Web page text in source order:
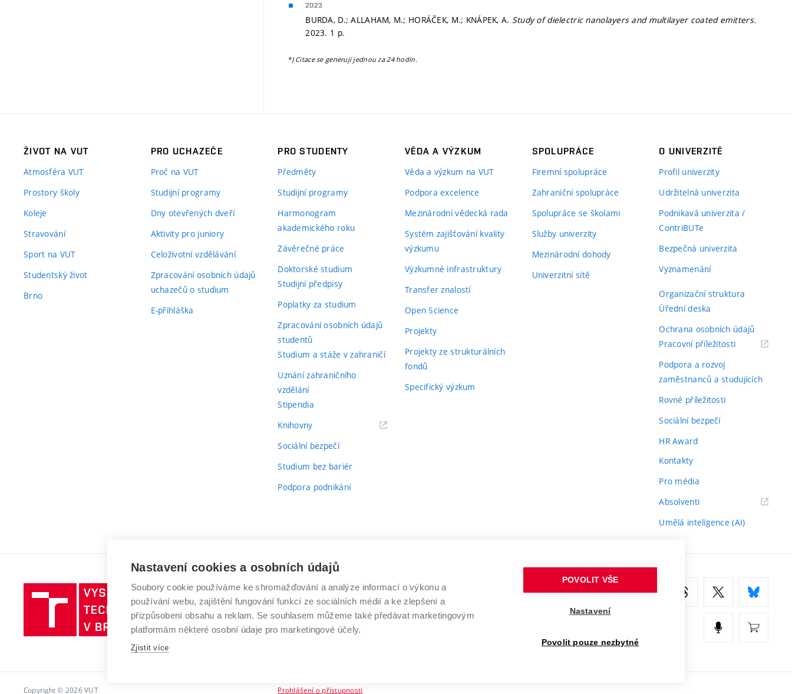
2023
BURDA, D.; ALLAHAM, M.; HORÁČEK, M.; KNÁPEK, A. Study of dielectric nanolayers and multilayer coated emitters.
2023. 1 p.
*) Citace se generují jednou za 24 hodin.
ŽIVOT NA VUT
Atmosféra VUT
Prostory školy
Koleje
Stravování
Sport na VUT
Studentský život
Brno
PRO UCHAZEČE
Proč na VUT
Studijní programy
Dny otevřených dveří
Aktivity pro juniory
Celoživotní vzdělávání
Zpracování osobních údajů
uchazečů o studium
E-přihláška
PRO STUDENTY
Předměty
Studijní programy
Harmonogram
akademického roku
Závěrečné práce
Doktorské studium
Studijní předpisy
Poplatky za studium
Zpracování osobních údajů
studentů
Studium a stáže v zahraničí
Uznání zahraničního
vzdělání
Stipendia
Knihovny(externí
Sociální bezpečí
Studium bez bariér
Podpora podnikání
VĚDA A VÝZKUM
Věda a výzkum na VUT
Podpora excelence
Mezinárodní vědecká rada
Systém zajišťování kvality
výzkumu
Výzkumné infrastruktury
Transfer znalostí
Open Science
Projekty
Projekty ze strukturálních
fondů
Specifický výzkum
SPOLUPRÁCE
Firemní spolupráce
Zahraniční spolupráce
Spolupráce se školami
Služby univerzity
Mezinárodní dohody
Univerzitní sítě
O UNIVERZITĚ
Profil univerzity
Udržitelná univerzita
Podnikavá univerzita /
ContriBUTe
Bezpečná univerzita
Vyznamenání
Organizační struktura
Úřední deska
Ochrana osobních údajů
Pracovní příležitosti(externí
Podpora a rozvoj
zaměstnanců a studujících
Rovné příležitosti
Sociální bezpečí
HR Award
Kontakty
Pro média
Absolventi(externí
Umělá inteligence (AI)
Vysoké
učení
technické
v
VYSOKÉ UČENÍ TECHNICKÉ V BRNĚ
Antonínská 548/1
602 00 Brno
www.vut.cz
Copyright © 2026 VUT Prohlášení o přístupnosti
Nastavení cookies a osobních údajů
Soubory cookie používáme ke shromažďování a analýze informací o výkonu a
používání webu, zajištění fungování funkcí ze sociálních médií a ke zlepšení a
přizpůsobení obsahu a reklam. Se souhlasem můžeme také předávat marketingovým
platformám některé osobní údaje pro marketingové účely.
Zjistit více
POVOLIT VŠE
Nastavení
Povolit pouze nezbytné